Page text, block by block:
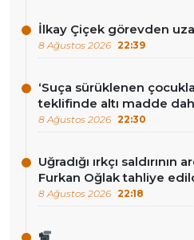
İlkay Çiçek görevden
8 Ağustos 2026 22:39
‘Suça sürüklenen
teklifinde altı madde
8 Ağustos 2026 22:30
Uğradığı ırkçı
Furkan Oğlak tahliye
8 Ağustos 2026 22:18